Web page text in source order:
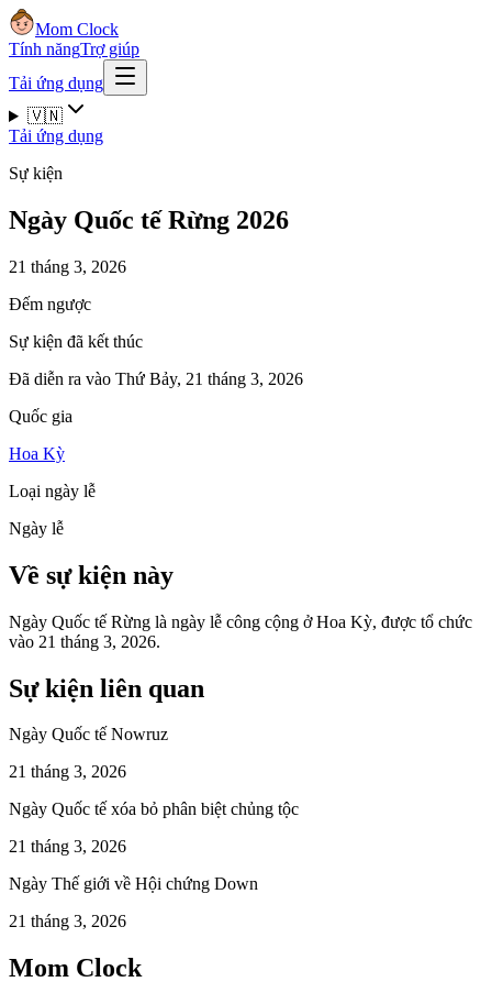
Mom Clock
Tính năngTrợ giúp
Tải ứng dụng
🇻🇳
Tải ứng dụng
Sự kiện
Ngày Quốc tế Rừng 2026
21 tháng 3, 2026
Đếm ngược
Sự kiện đã kết thúc
Đã diễn ra vào Thứ Bảy, 21 tháng 3, 2026
Quốc gia
Hoa Kỳ
Loại ngày lễ
Ngày lễ
Về sự kiện này
Ngày Quốc tế Rừng là ngày lễ công cộng ở Hoa Kỳ, được tổ chức
vào 21 tháng 3, 2026.
Sự kiện liên quan
Ngày Quốc tế Nowruz
21 tháng 3, 2026
Ngày Quốc tế xóa bỏ phân biệt chủng tộc
21 tháng 3, 2026
Ngày Thế giới về Hội chứng Down
21 tháng 3, 2026
Mom Clock